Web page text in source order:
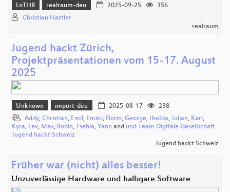
LoTHR realraum-deu 2025-09-25
356
Christian Hartler
realraum
Jugend hackt Zürich,
Projektpräsentationen vom 15-17. August
2025
Unknown import-deu 2025-08-17
238
Addy, Christian, Emil, Emmi, Florin, George, IlseIda, Julian, Karl,
Kyra, Lev, Max, Robin, Tsehla, Yann and und Team Digitale Gesellschaft
Jugend hackt Schweiz
Jugend hackt Schweiz
Früher war (nicht) alles besser!
Unzuverlässige Hardware und halbgare Software